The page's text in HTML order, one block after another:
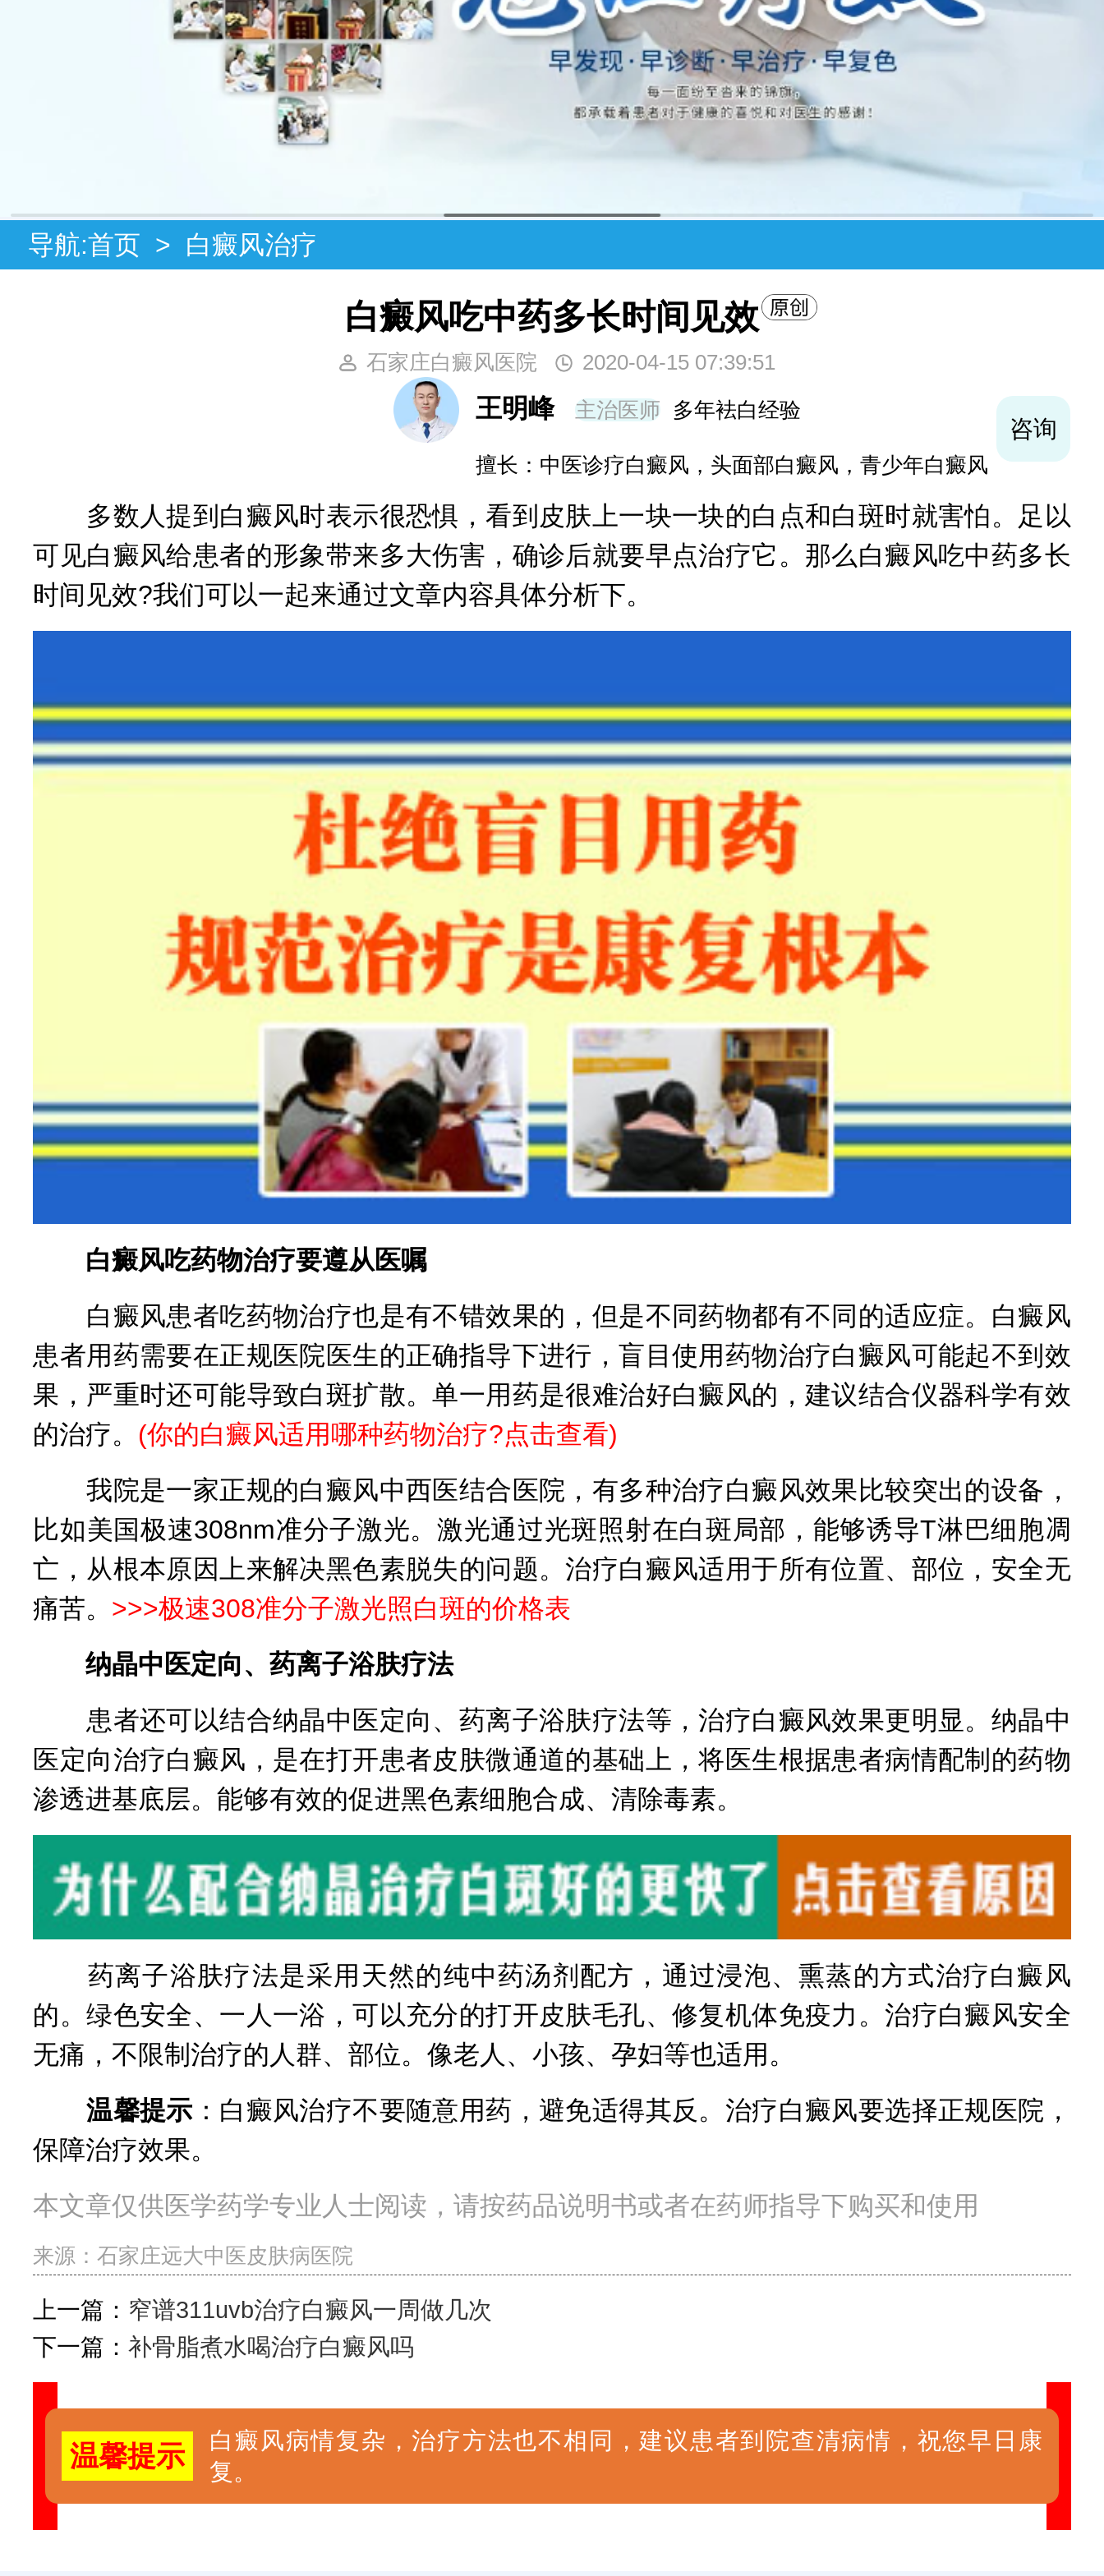
导航:首页 > 白癜风治疗
白癜风吃中药多长时间见效
石家庄白癜风医院 2020-04-15 07:39:51
王明峰 主治医师 多年袪白经验
擅长：中医诊疗白癜风，头面部白癜风，青少年白癜风
咨询
多数人提到白癜风时表示很恐惧，看到皮肤上一块一块的白点和白斑时就害怕。足以
可见白癜风给患者的形象带来多大伤害，确诊后就要早点治疗它。那么白癜风吃中药多长
时间见效?我们可以一起来通过文章内容具体分析下。
白癜风吃药物治疗要遵从医嘱
白癜风患者吃药物治疗也是有不错效果的，但是不同药物都有不同的适应症。白癜风
患者用药需要在正规医院医生的正确指导下进行，盲目使用药物治疗白癜风可能起不到效
果，严重时还可能导致白斑扩散。单一用药是很难治好白癜风的，建议结合仪器科学有效
的治疗。 (你的白癜风适用哪种药物治疗?点击查看)
我院是一家正规的白癜风中西医结合医院，有多种治疗白癜风效果比较突出的设备，
比如美国极速308nm准分子激光。激光通过光斑照射在白斑局部，能够诱导T淋巴细胞凋
亡，从根本原因上来解决黑色素脱失的问题。治疗白癜风适用于所有位置、部位，安全无
痛苦。 >>>极速308准分子激光照白斑的价格表
纳晶中医定向、药离子浴肤疗法
患者还可以结合纳晶中医定向、药离子浴肤疗法等，治疗白癜风效果更明显。纳晶中
医定向治疗白癜风，是在打开患者皮肤微通道的基础上，将医生根据患者病情配制的药物
渗透进基底层。能够有效的促进黑色素细胞合成、清除毒素。
药离子浴肤疗法是采用天然的纯中药汤剂配方，通过浸泡、熏蒸的方式治疗白癜风
的。绿色安全、一人一浴，可以充分的打开皮肤毛孔、修复机体免疫力。治疗白癜风安全
无痛，不限制治疗的人群、部位。像老人、小孩、孕妇等也适用。
温馨提示 ：白癜风治疗不要随意用药，避免适得其反。治疗白癜风要选择正规医院，
保障治疗效果。
本文章仅供医学药学专业人士阅读，请按药品说明书或者在药师指导下购买和使用
来源：石家庄远大中医皮肤病医院
上一篇： 窄谱311uvb治疗白癜风一周做几次
下一篇：补骨脂煮水喝治疗白癜风吗
温馨提示
白癜风病情复杂，治疗方法也不相同，建议患者到院查清病情，祝您早日康
复。